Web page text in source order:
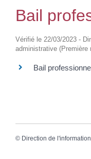
Bail
Vérifié le 22/03/2023 -
administrative (Première
Bail
© Direction de